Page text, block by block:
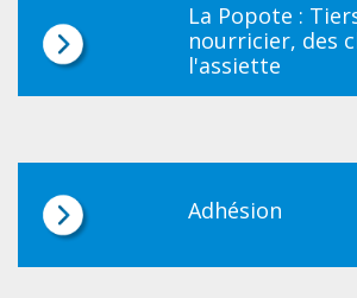
La Popote :
nourricier, des
l'assiette
Adhésion